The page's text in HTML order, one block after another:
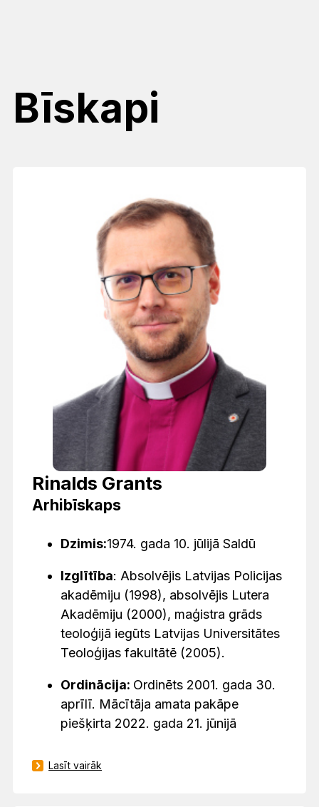
Bīskapi
Rinalds Grants
Arhibīskaps
Dzimis:1974. gada 10. jūlijā Saldū
Izglītība: Absolvējis Latvijas Policijas
akadēmiju (1998), absolvējis Lutera
Akadēmiju (2000), maģistra grāds
teoloģijā iegūts Latvijas Universitātes
Teoloģijas fakultātē (2005).
Ordinācija: Ordinēts 2001. gada 30.
aprīlī. Mācītāja amata pakāpe
piešķirta 2022. gada 21. jūnijā
Lasīt vairāk